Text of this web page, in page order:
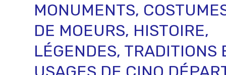
MONUMENTS,
DE MOEURS, HISTOIRE,
LÉGENDES, TRADITIONS